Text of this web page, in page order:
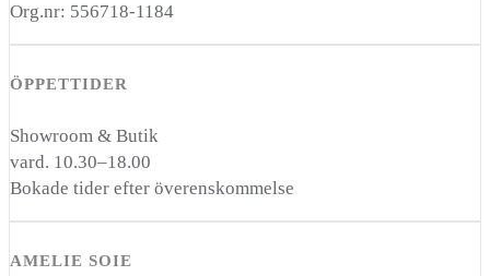
Org.nr: 556718-1184
ÖPPETTIDER
Showroom & Butik
vard. 10.30–18.00
Bokade tider efter överenskommelse
AMELIE SOIE